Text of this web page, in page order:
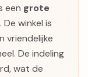
een grote
winkel is
vriendelijke
De indeling
wat de